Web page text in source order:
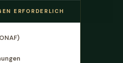
ERFORDERLICH